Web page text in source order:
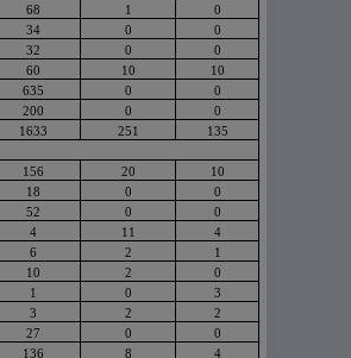
68 1
0
34 0
0
32 0
0
60 10
10
635 0
0
200 0
0
1633 251
135
156 20
10
18 0
0
52 0
0
4 11
4
6 2
1
10 2
0
1 0
3
3 2
2
27 0
0
136 8
4